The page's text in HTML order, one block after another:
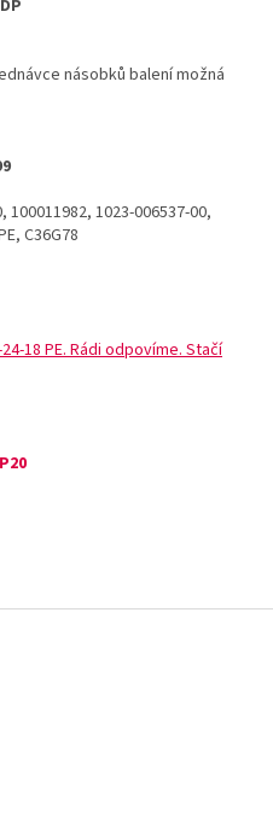
násobků balení možná
1023-006537-00,
C36G78
18 PE. Rádi odpovíme. Stačí